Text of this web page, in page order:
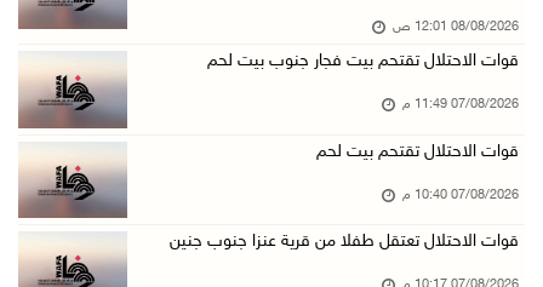
الرئاسة ترحب بإطلاق السعودية التحالف البحري ا ...
07/آب/2026 06:17 م
(محدث) نابلس: إصابة مواطن واعتقاله إثر هجوم ل ...
07/آب/2026 06:04 م
الرئاسة ترحب باتفاقية مكة للدفاع المشترك بين ...
08/08/2026 12:01 ص
قوات الاحتلال تقتحم بيت فجار جنوب بيت لحم
07/08/2026 11:49 م
قوات الاحتلال تقتحم بيت لحم
07/08/2026 10:40 م
قوات الاحتلال تعتقل طفلا من قرية عنزا جنوب جنين